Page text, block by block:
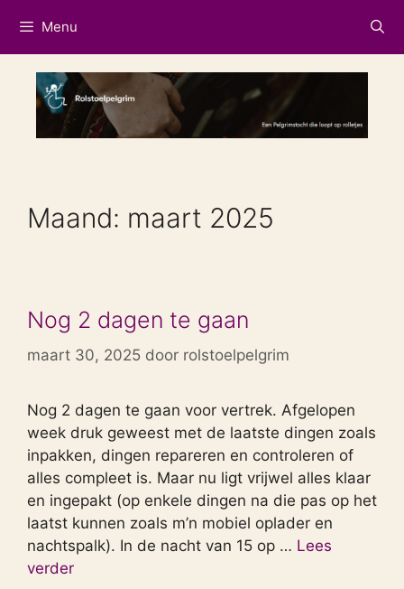
naar
de
inhoud
Menu
Maand: maart 2025
Nog 2 dagen te gaan
maart 30, 2025 door rolstoelpelgrim
Nog 2 dagen te gaan voor vertrek. Afgelopen
week druk geweest met de laatste dingen zoals
inpakken, dingen repareren en controleren of
alles compleet is. Maar nu ligt vrijwel alles klaar
en ingepakt (op enkele dingen na die pas op het
laatst kunnen zoals m’n mobiel oplader en
nachtspalk). In de nacht van 15 op … Lees
verder